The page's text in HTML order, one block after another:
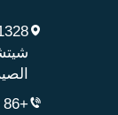
+86 199 2806 1895